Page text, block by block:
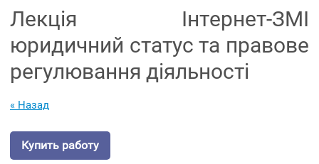
Лекція Інтернет-ЗМІ
юридичний статус та правове
регулювання діяльності
« Назад
Купить работу